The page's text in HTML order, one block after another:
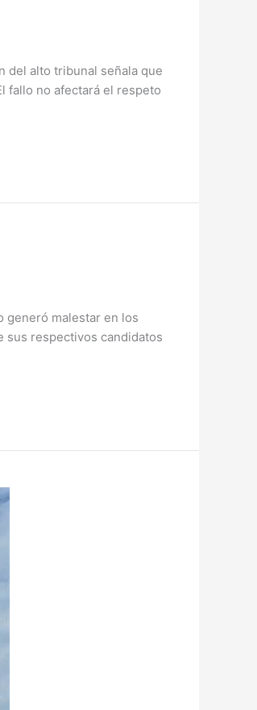
del alto tribunal señala que
fallo no afectará el respeto
generó malestar en los
sus respectivos candidatos